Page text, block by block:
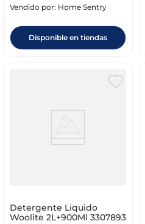
Vendido por: Home Sentry
Disponible en tiendas
Detergente Liquido
Woolite 2L+900Ml 3307893